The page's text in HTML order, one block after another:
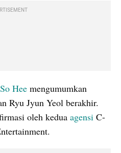
Hee mengumumkan
Ryu Jyun Yeol berakhir.
oleh kedua agensi C-